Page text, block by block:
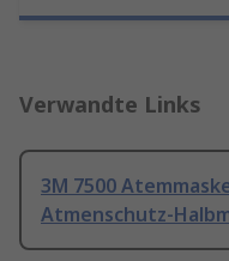
Verwandte Links
3M 7500
Atmenschutz-